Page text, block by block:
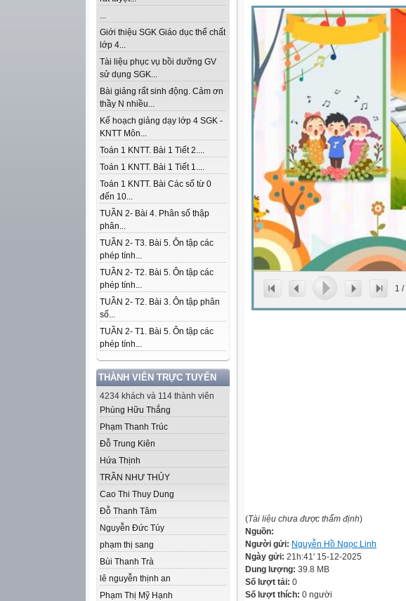
...
Giới thiệu SGK Giáo dục thể chất
lớp 4...
Tài liệu phục vụ bồi dưỡng GV
sử dụng SGK...
Bài giảng rất sinh động. Cảm ơn
thầy N nhiều...
Kế hoạch giảng dạy lớp 4 SGK -
KNTT Môn...
Toán 1 KNTT. Bài 1 Tiết 2....
Toán 1 KNTT. Bài 1 Tiết 1....
Toán 1 KNTT. Bài Các số từ 0
đến 10...
TUẦN 2- Bài 4. Phân số thập
phân...
TUẦN 2- T3. Bài 5. Ôn tập các
phép tính...
TUẦN 2- T2. Bài 5. Ôn tập các
phép tính...
TUẦN 2- T2. Bài 3. Ôn tập phân
số...
TUẦN 2- T1. Bài 5. Ôn tập các
phép tính...
THÀNH VIÊN TRỰC TUYẾN
4234 khách và 114 thành viên
Phùng Hữu Thắng
Phạm Thanh Trúc
Đỗ Trung Kiên
Hứa Thịnh
TRẦN NHƯ THỦY
Cao Thi Thuy Dung
Đỗ Thanh Tâm
Nguyễn Đức Túy
phạm thị sang
Bùi Thanh Trà
lê nguyễn thịnh an
Phạm Thị Mỹ Hạnh
1 /
(Tài liệu chưa được thẩm định)
Nguồn:
Người gửi: Nguyễn Hồ Ngọc Linh
Ngày gửi: 21h:41' 15-12-2025
Dung lượng: 39.8 MB
Số lượt tải: 0
Số lượt thích: 0 người